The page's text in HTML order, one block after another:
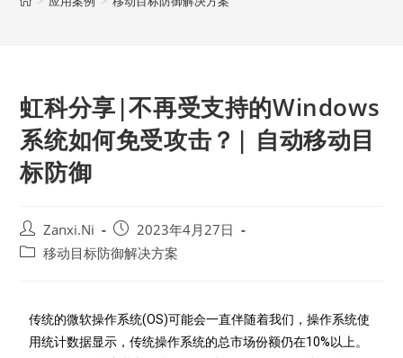
虹科分享|不再受支持的Windows
系统如何免受攻击？| 自动移动目
标防御
Zanxi.Ni
2023年4月27日
移动目标防御解决方案
传统的微软操作系统(OS)可能会一直伴随着我们，操作系统使
用统计数据显示，传统操作系统的总市场份额仍在10%以上。